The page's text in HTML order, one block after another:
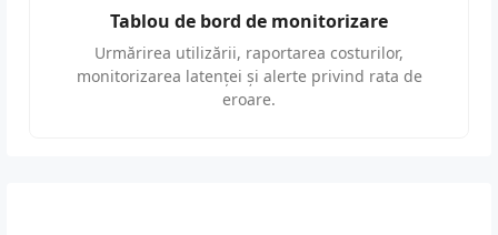
Tablou de bord de monitorizare
Urmărirea utilizării, raportarea costurilor,
monitorizarea latenței și alerte privind rata de
eroare.